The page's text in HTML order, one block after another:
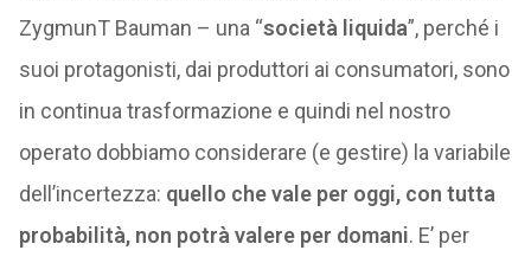
ZygmunT Bauman – una “società liquida”, perché i
suoi protagonisti, dai produttori ai consumatori, sono
in continua trasformazione e quindi nel nostro
operato dobbiamo considerare (e gestire) la variabile
dell’incertezza: quello che vale per oggi, con tutta
probabilità, non potrà valere per domani. E’ per